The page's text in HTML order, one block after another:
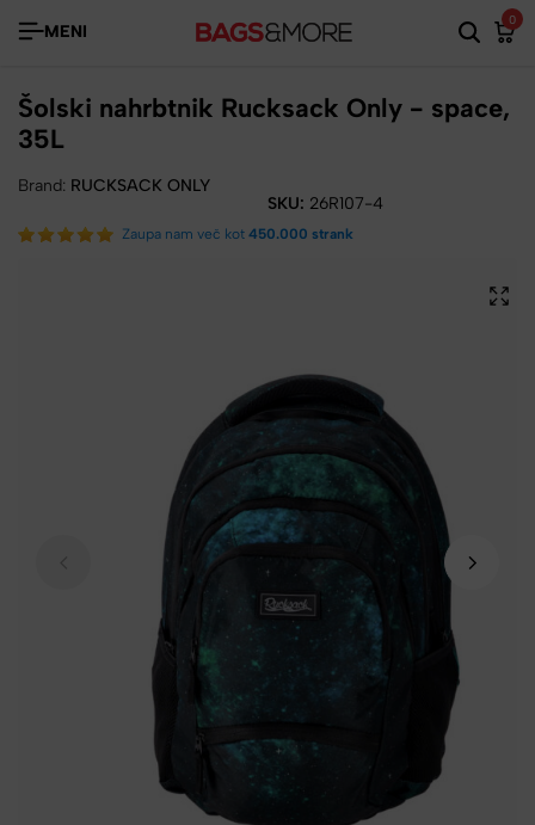
MENI
0
Šolski nahrbtnik Rucksack Only - space,
35L
Brand: RUCKSACK ONLY
SKU: 26R107-4
Zaupa nam več kot 450.000 strank